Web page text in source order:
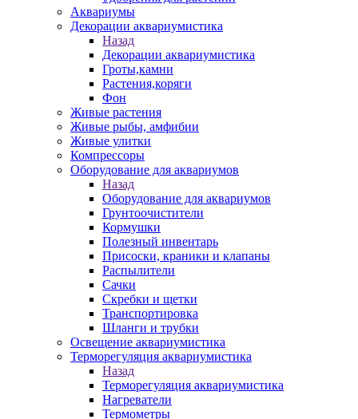
Аквариумы
Декорации аквариумистика
Назад
Декорации аквариумистика
Гроты,камни
Растения,коряги
Фон
Живые растения
Живые рыбы, амфибии
Живые улитки
Компрессоры
Оборудование для аквариумов
Назад
Оборудование для аквариумов
Грунтоочистители
Кормушки
Полезный инвентарь
Присоски, краники и клапаны
Распылители
Сачки
Скребки и щетки
Транспортировка
Шланги и трубки
Освещение аквариумистика
Терморегуляция аквариумистика
Назад
Терморегуляция аквариумистика
Нагреватели
Термометры